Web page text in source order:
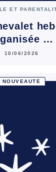
ET
…
10/06/2026
NOUVEAUTÉ